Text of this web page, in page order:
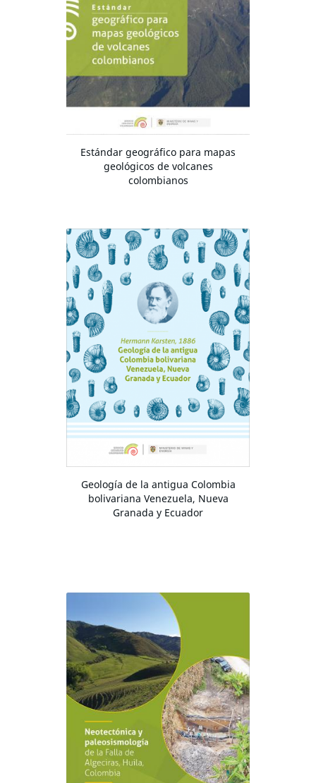
Estándar geográfico para mapas
geológicos de volcanes
colombianos
Geología de la antigua Colombia
bolivariana Venezuela, Nueva
Granada y Ecuador